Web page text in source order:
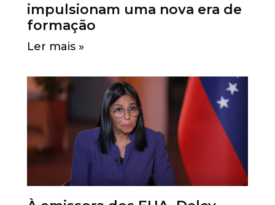
impulsionam uma nova era de
formação
Ler mais »